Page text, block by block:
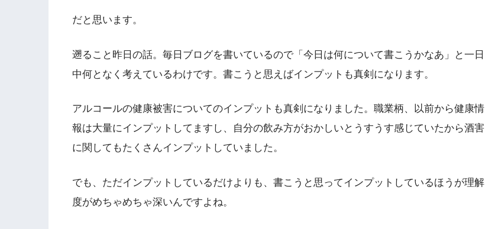
だと思います。
遡ること昨日の話。毎日ブログを書いているので「今日は何について書こうかなあ」と一日
中何となく考えているわけです。書こうと思えばインプットも真剣になります。
アルコールの健康被害についてのインプットも真剣になりました。職業柄、以前から健康情
報は大量にインプットしてますし、自分の飲み方がおかしいとうすうす感じていたから酒害
に関してもたくさんインプットしていました。
でも、ただインプットしているだけよりも、書こうと思ってインプットしているほうが理解
度がめちゃめちゃ深いんですよね。